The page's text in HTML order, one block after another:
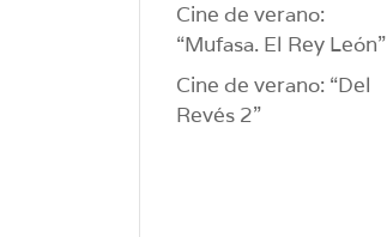
Cine de verano:
“Mufasa. El Rey León”
Cine de verano: “Del
Revés 2”